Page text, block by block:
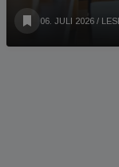
06. JULI 2026 /